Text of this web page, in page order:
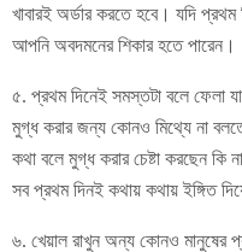
খাবারই অর্ডার করতে হবে। যদি
আপনি অবদমনের শিকার হতে পারেন।​
৫. প্রথম দিনেই সমস্তটা বলে ফেলা
মুগ্ধ করার জন্য কোনও মিথ্যে না
কথা বলে মুগ্ধ করার চেষ্টা করছেন কি
সব প্রথম দিনই কথায় কথায় ইঙ্গিত
৬. খেয়াল রাখুন অন্য কোনও মানুষের